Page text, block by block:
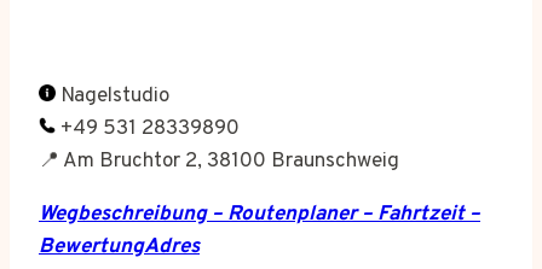
Nagelstudio
+49 531 28339890
📍 Am Bruchtor 2, 38100 Braunschweig
Wegbeschreibung – Routenplaner – Fahrtzeit –
BewertungAdres